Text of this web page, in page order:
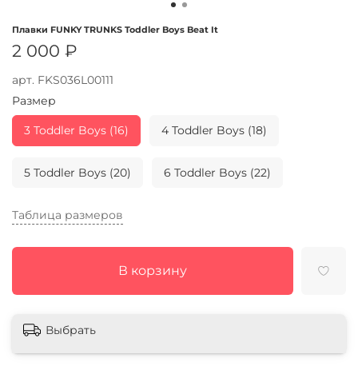
арт. FKS036L00111
Плавки FUNKY TRUNKS Toddler Boys Beat It
2 000 ₽
Таблица размеров
В корзину
Размер
3 Toddler Boys (16) 4 Toddler Boys (18)
5 Toddler Boys (20) 6 Toddler Boys (22)
Выбрать